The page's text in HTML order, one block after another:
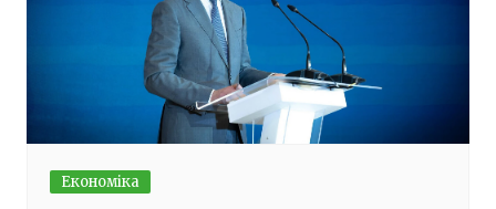
Економіка